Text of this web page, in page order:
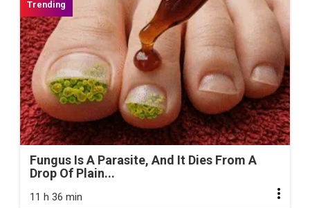
Fungus Is A Parasite, And It Dies From A
Drop Of Plain...
11 h 36 min